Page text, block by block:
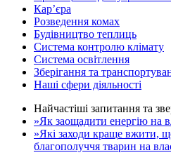
Кар’єра
Розведення комах
Будівництво теплиць
Система контролю клімату
Система освітлення
Зберігання та
Наші сфери діяльності
Найчастіші запитання та
»Як заощадити енергію на
»Які заходи краще вжити,
благополуччя тварин на